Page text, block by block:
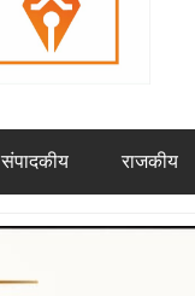
संपादकीय राजकीय